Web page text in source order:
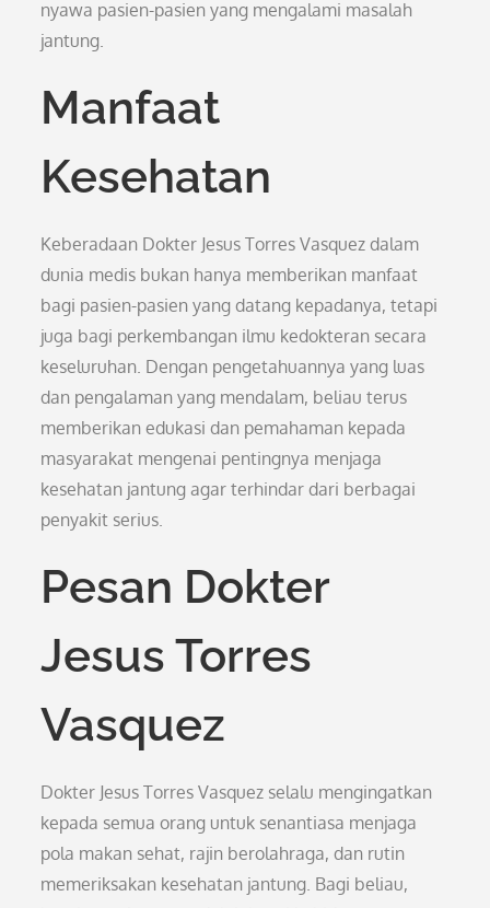
nyawa pasien-pasien yang mengalami masalah
jantung.
Manfaat
Kesehatan
Keberadaan Dokter Jesus Torres Vasquez dalam
dunia medis bukan hanya memberikan manfaat
bagi pasien-pasien yang datang kepadanya, tetapi
juga bagi perkembangan ilmu kedokteran secara
keseluruhan. Dengan pengetahuannya yang luas
dan pengalaman yang mendalam, beliau terus
memberikan edukasi dan pemahaman kepada
masyarakat mengenai pentingnya menjaga
kesehatan jantung agar terhindar dari berbagai
penyakit serius.
Pesan Dokter
Jesus Torres
Vasquez
Dokter Jesus Torres Vasquez selalu mengingatkan
kepada semua orang untuk senantiasa menjaga
pola makan sehat, rajin berolahraga, dan rutin
memeriksakan kesehatan jantung. Bagi beliau,